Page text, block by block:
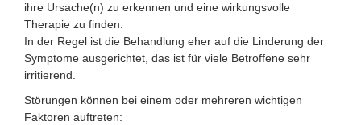
ihre Ursache(n) zu erkennen und eine wirkungsvolle
Therapie zu finden.
In der Regel ist die Behandlung eher auf die Linderung der
Symptome ausgerichtet, das ist für viele Betroffene sehr
irritierend.
Störungen können bei einem oder mehreren wichtigen
Faktoren auftreten: